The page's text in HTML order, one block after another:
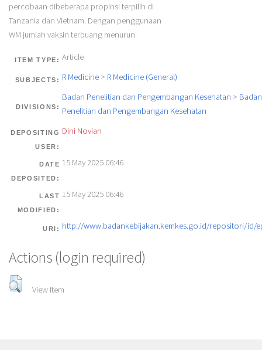
percobaan dibeberapa propinsi terpilih di
Tanzania dan Vietnam. Dengan penggunaan
WM jumlah vaksin terbuang menurun.
ITEM TYPE: Article
SUBJECTS: R Medicine> R Medicine (General)
DIVISIONS:
Badan Penelitian dan Pengembangan Kesehatan > Badan
Penelitian dan Pengembangan Kesehatan
DEPOSITING
USER:
Dini Novian
DATE
DEPOSITED:
15 May 2025 06:46
LAST
MODIFIED:
15 May 2025 06:46
URI: http://www.badankebijakan.kemkes.go.id/repositori/id/
Actions (login required)
View Item